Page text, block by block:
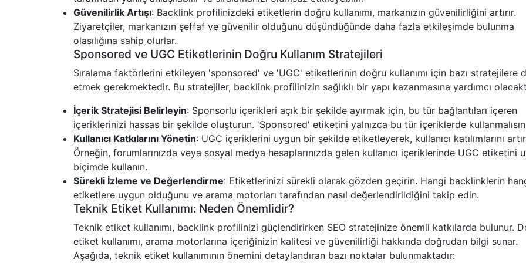
Güvenilirlik Artışı: Backlink profilinizdeki etiketlerin doğru kullanımı, markanızın güvenilirliğini artırır.
Ziyaretçiler, markanızın şeffaf ve güvenilir olduğunu düşündüğünde daha fazla etkileşimde bulunma
olasılığına sahip olurlar.
Sponsored ve UGC Etiketlerinin Doğru Kullanım Stratejileri
Sıralama faktörlerini etkileyen 'sponsored' ve 'UGC' etiketlerinin doğru kullanımı için bazı stratejilere
etmek gerekmektedir. Bu stratejiler, backlink profilinizin sağlıklı bir yapı kazanmasına yardımcı
İçerik Stratejisi Belirleyin: Sponsorlu içerikleri açık bir şekilde ayırmak için, bu tür bağlantıları içeren
içeriklerinizi hassas bir şekilde oluşturun. 'Sponsored' etiketini yalnızca bu tür içeriklerde
Kullanıcı Katkılarını Yönetin: UGC içeriklerini uygun bir şekilde etiketleyerek, kullanıcı katılımlarını
Örneğin, forumlarınızda veya sosyal medya hesaplarınızda gelen kullanıcı içeriklerinde UGC etiketini
biçimde kullanın.
Sürekli İzleme ve Değerlendirme: Etiketlerinizi sürekli olarak gözden geçirin. Hangi backlinklerin
etiketlere uygun olduğunu ve arama motorları tarafından nasıl değerlendirildiğini takip edin.
Teknik Etiket Kullanımı: Neden Önemlidir?
Teknik etiket kullanımı, backlink profilinizi güçlendirirken SEO stratejinize önemli katkılarda bulunur.
etiket kullanımı, arama motorlarına içeriğinizin kalitesi ve güvenilirliği hakkında doğrudan bilgi sunar.
Aşağıda, teknik etiket kullanımının önemini detaylandıran bazı noktalar bulunmaktadır: